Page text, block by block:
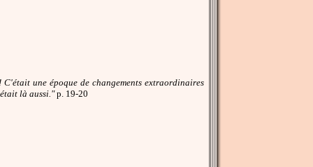
une époque de changements extraordinaires
là aussi."p. 19-20